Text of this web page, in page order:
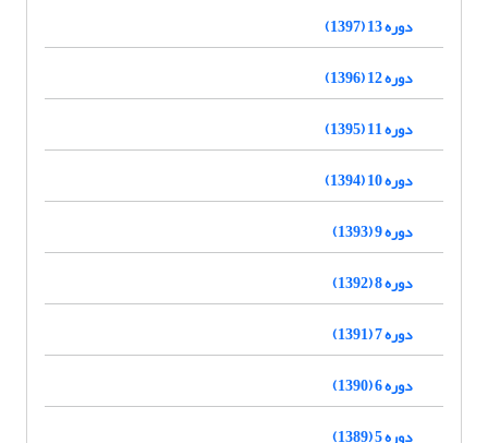
دوره 13 (1397)
دوره 12 (1396)
دوره 11 (1395)
دوره 10 (1394)
دوره 9 (1393)
دوره 8 (1392)
دوره 7 (1391)
دوره 6 (1390)
دوره 5 (1389)